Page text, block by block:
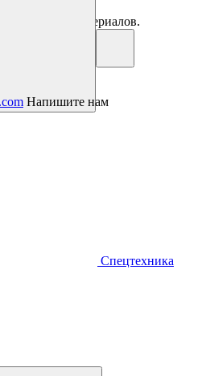
нерудных материалов.
Напишите нам
Спецтехника